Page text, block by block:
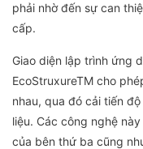
phải nhờ đến sự can
cấp.
Giao diện lập trình ứng
EcoStruxureTM cho
nhau, qua đó cải tiến
liệu. Các công nghệ
của bên thứ ba cũng